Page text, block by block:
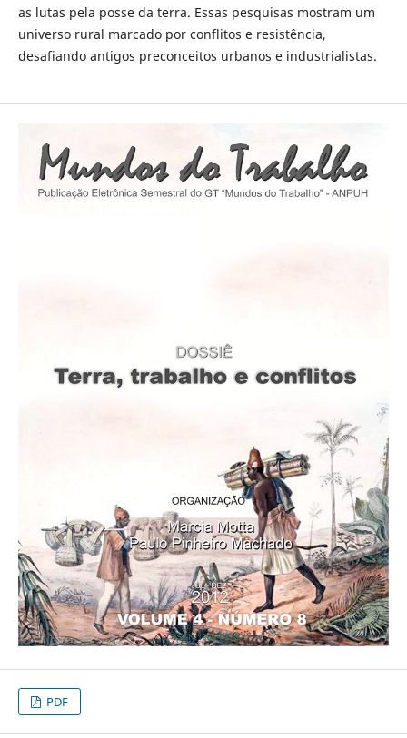
as lutas pela posse da terra. Essas pesquisas mostram um
universo rural marcado por conflitos e resistência,
desafiando antigos preconceitos urbanos e industrialistas.
PDF